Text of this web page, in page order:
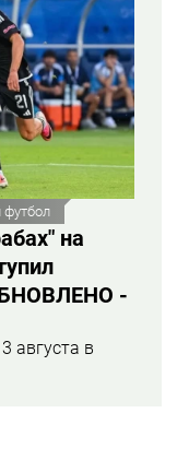
на
-
августа в